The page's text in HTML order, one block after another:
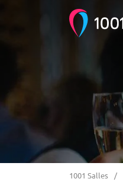
1001 Salles